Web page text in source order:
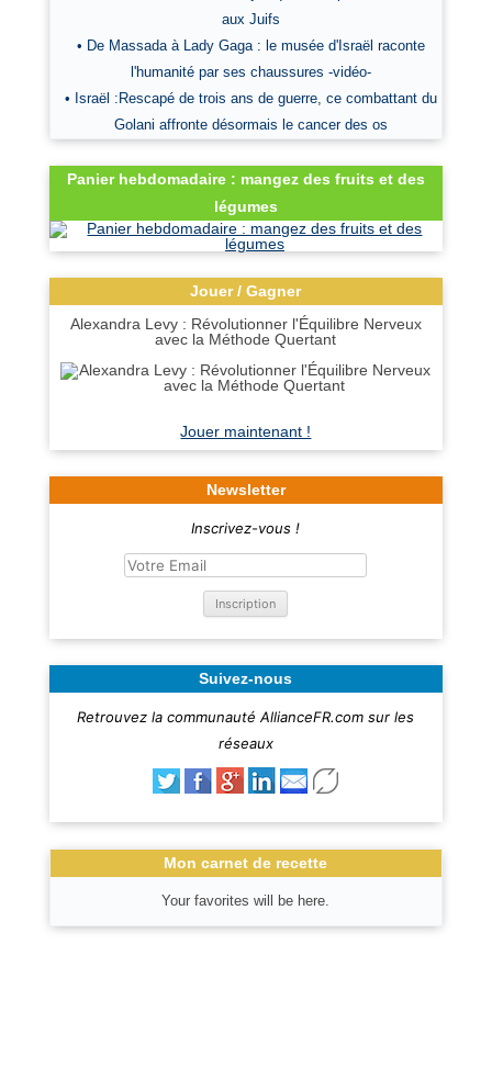
aux Juifs
• De Massada à Lady Gaga : le musée d'Israël raconte
l'humanité par ses chaussures -vidéo-
• Israël :Rescapé de trois ans de guerre, ce combattant du
Golani affronte désormais le cancer des os
Panier hebdomadaire : mangez des fruits et des
légumes
Jouer / Gagner
Alexandra Levy : Révolutionner l'Équilibre Nerveux
avec la Méthode Quertant
Jouer maintenant !
Newsletter
Inscrivez-vous !
Suivez-nous
Retrouvez la communauté AllianceFR.com sur les
réseaux
Mon carnet de recette
Your favorites will be here.